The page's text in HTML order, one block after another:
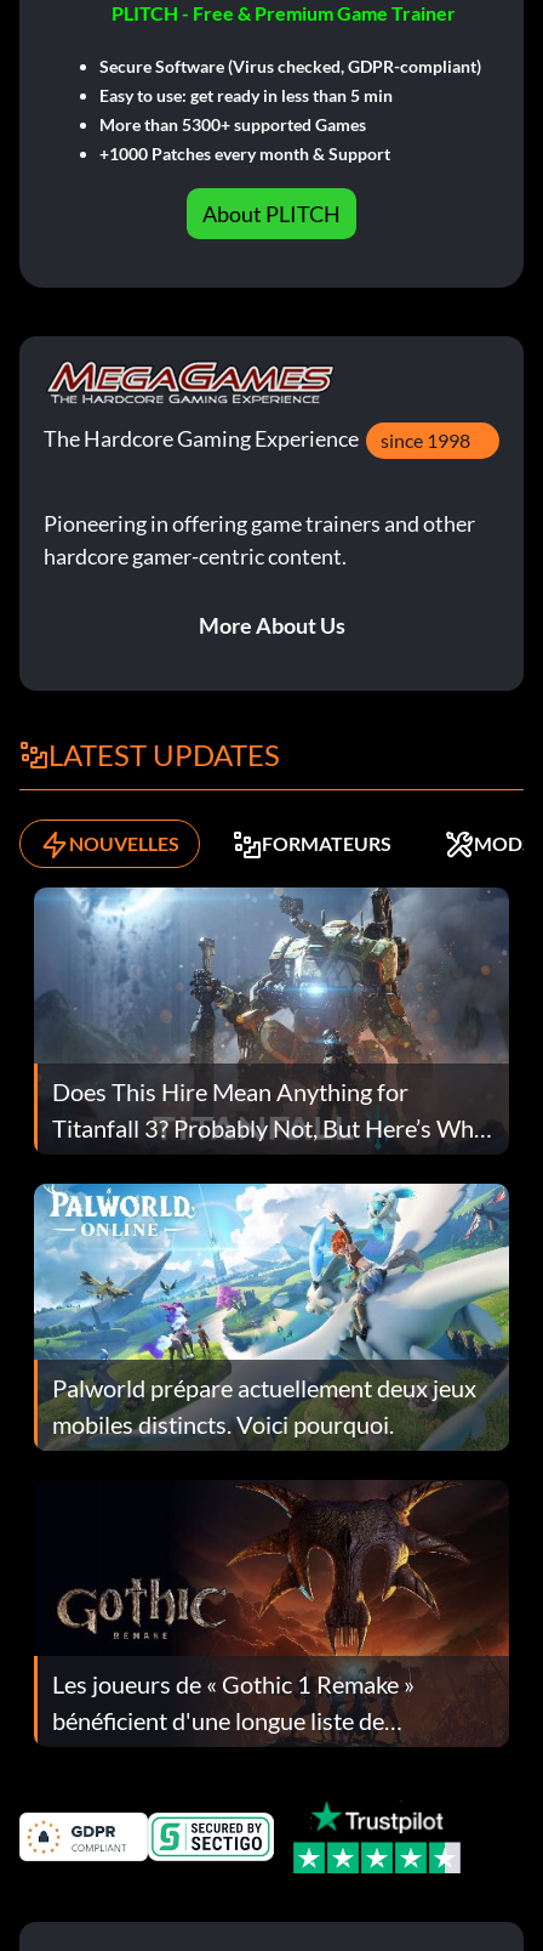
PLITCH - Free & Premium Game Trainer
Secure Software (Virus checked, GDPR-compliant)
Easy to use: get ready in less than 5 min
More than 5300+ supported Games
+1000 Patches every month & Support
About PLITCH
The Hardcore Gaming Experience since 1998
Pioneering in offering game trainers and other
hardcore gamer-centric content.
More About Us
LATEST UPDATES
NOUVELLES FORMATEURS MODS
Does This Hire Mean Anything for
Titanfall 3? Probably Not, But Here’s Why
Fans Are Hopeful
Palworld prépare actuellement deux jeux
mobiles distincts. Voici pourquoi.
Les joueurs de « Gothic 1 Remake »
bénéficient d'une longue liste de
corrections dans la mise à jour 1.0.4